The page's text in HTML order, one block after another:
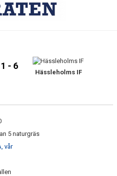
1 - 6
Hässleholms IF
5 naturgräs
vår